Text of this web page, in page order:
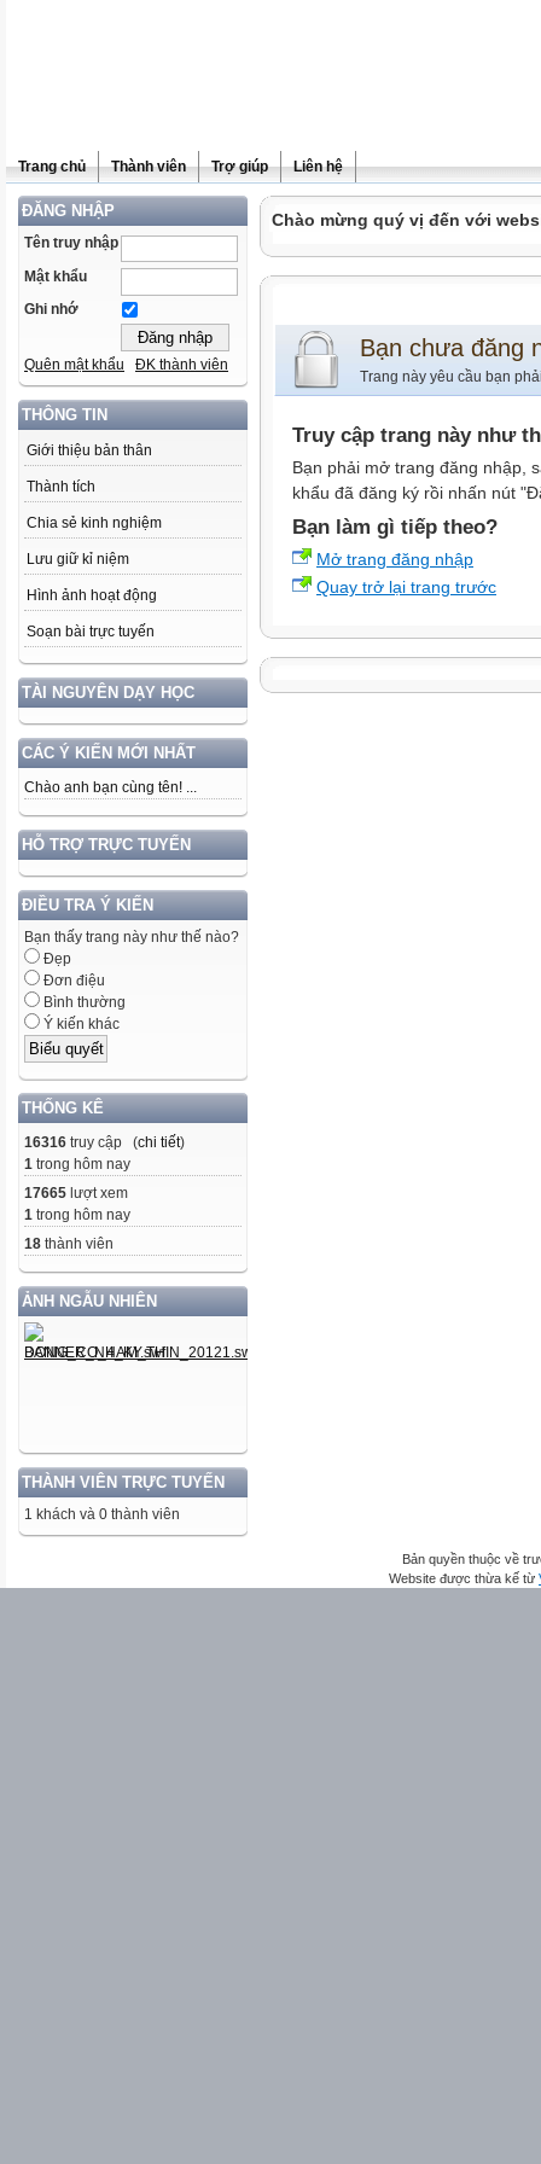
Trang chủ Thành viên Trợ giúp Liên hệ
ĐĂNG NHẬP
Tên truy nhập
Mật khẩu
Ghi nhớ
Quên mật khẩu ĐK thành viên
THÔNG TIN
Giới thiệu bản thân
Thành tích
Chia sẻ kinh nghiệm
Lưu giữ kỉ niệm
Hình ảnh hoạt động
Soạn bài trực tuyến
TÀI NGUYÊN DẠY HỌC
CÁC Ý KIẾN MỚI NHẤT
Chào anh bạn cùng tên! ...
HỖ TRỢ TRỰC TUYẾN
ĐIỀU TRA Ý KIẾN
Bạn thấy trang này như thế nào?
Đẹp
Đơn điệu
Bình thường
Ý kiến khác
THỐNG KÊ
16316 truy cập (chi tiết)
1 trong hôm nay
17665 lượt xem
1 trong hôm nay
18 thành viên
ẢNH NGẪU NHIÊN
THÀNH VIÊN TRỰC TUYẾN
1 khách và 0 thành viên
Chào mừng quý vị đến với
Bạn chưa đăng
Trang này yêu cầu bạn
Truy cập trang này như
Bạn phải mở trang đăng nhập,
khẩu đã đăng ký rồi nhấn nút
Bạn làm gì tiếp theo?
Mở trang đăng nhập
Quay trở lại trang trước
Bản quyền thuộc về
Website được thừa kế từ